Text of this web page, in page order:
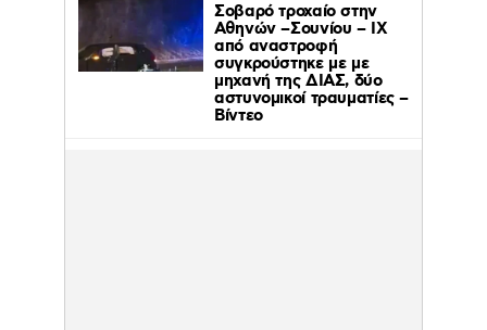
Σοβαρό τροχαίο στην
Αθηνών –Σουνίου – ΙΧ
από αναστροφή
συγκρούστηκε με με
μηχανή της ΔΙΑΣ, δύο
αστυνομικοί τραυματίες –
Βίντεο